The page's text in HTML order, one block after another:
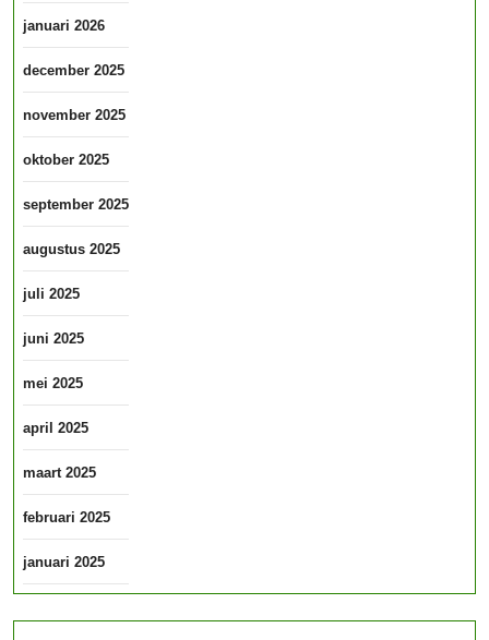
januari 2026
december 2025
november 2025
oktober 2025
september 2025
augustus 2025
juli 2025
juni 2025
mei 2025
april 2025
maart 2025
februari 2025
januari 2025